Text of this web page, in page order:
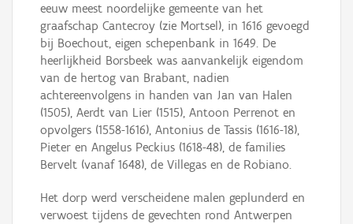
eeuw meest noordelijke gemeente van het
graafschap Cantecroy (zie Mortsel), in 1616 gevoegd
bij Boechout, eigen schepenbank in 1649. De
heerlijkheid Borsbeek was aanvankelijk eigendom
van de hertog van Brabant, nadien
achtereenvolgens in handen van Jan van Halen
(1505), Aerdt van Lier (1515), Antoon Perrenot en
opvolgers (1558-1616), Antonius de Tassis (1616-18),
Pieter en Angelus Peckius (1618-48), de families
Bervelt (vanaf 1648), de Villegas en de Robiano.
Het dorp werd verscheidene malen geplunderd en
verwoest tijdens de gevechten rond Antwerpen